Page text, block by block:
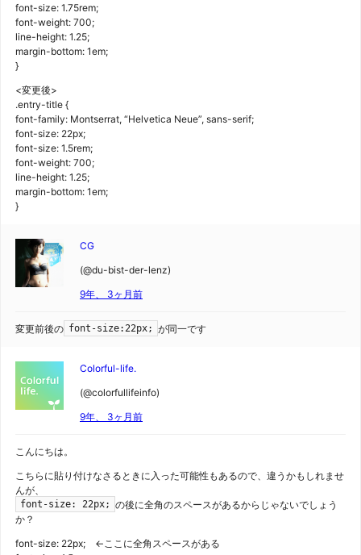
font-size: 1.75rem;
font-weight: 700;
line-height: 1.25;
margin-bottom: 1em;
}
<変更後>
.entry-title {
font-family: Montserrat, “Helvetica Neue”, sans-serif;
font-size: 22px;
font-size: 1.5rem;
font-weight: 700;
line-height: 1.25;
margin-bottom: 1em;
}
CG
(@du-bist-der-lenz)
9年、 3ヶ月前
変更前後の font-size:22px; が同一です
Colorful-life.
(@colorfullifeinfo)
9年、 3ヶ月前
こんにちは。
こちらに貼り付けなさるときに入った可能性もあるので、違うかもしれませ
んが、
font-size: 22px; の後に全角のスペースがあるからじゃないでしょう
か？
font-size: 22px; ←ここに全角スペースがある